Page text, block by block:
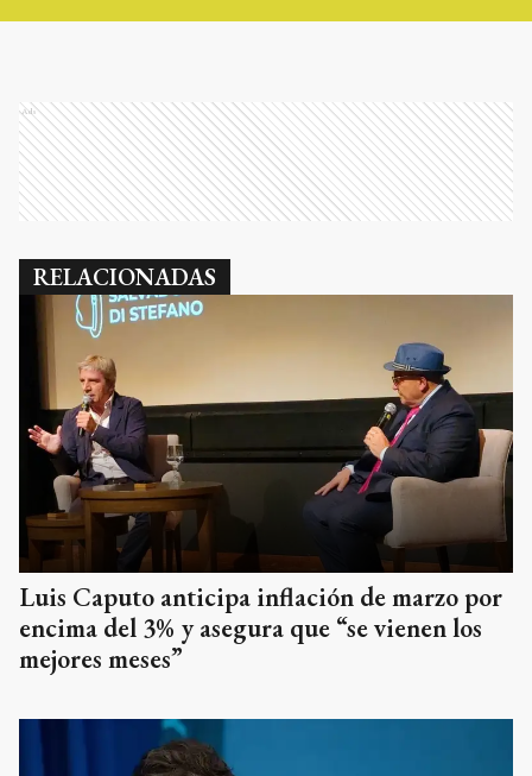
Ads
RELACIONADAS
Luis Caputo anticipa inflación de marzo por
encima del 3% y asegura que “se vienen los
mejores meses”